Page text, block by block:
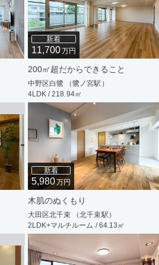
新着
11,700万円
200㎡超だからできること
中野区白鷺 （鷺ノ宮駅）
4LDK / 218.94㎡
新着
5,980万円
木肌のぬくもり
大田区北千束 （北千束駅）
2LDK+マルチルーム / 64.13㎡